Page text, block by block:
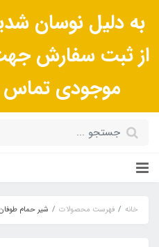
به دلیل نوسان
از ثبت سفارش
موجودی تماس
خانه فهرست محصولات شیر حمام